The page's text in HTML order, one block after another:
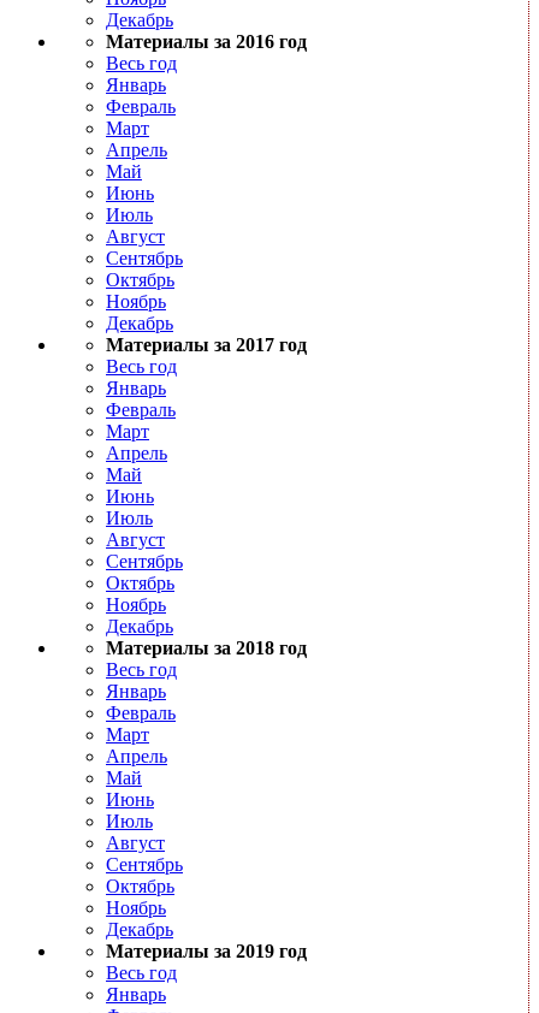
Декабрь
Материалы за 2016 год
Весь год
Январь
Февраль
Март
Апрель
Май
Июнь
Июль
Август
Сентябрь
Октябрь
Ноябрь
Декабрь
Материалы за 2017 год
Весь год
Январь
Февраль
Март
Апрель
Май
Июнь
Июль
Август
Сентябрь
Октябрь
Ноябрь
Декабрь
Материалы за 2018 год
Весь год
Январь
Февраль
Март
Апрель
Май
Июнь
Июль
Август
Сентябрь
Октябрь
Ноябрь
Декабрь
Материалы за 2019 год
Весь год
Январь